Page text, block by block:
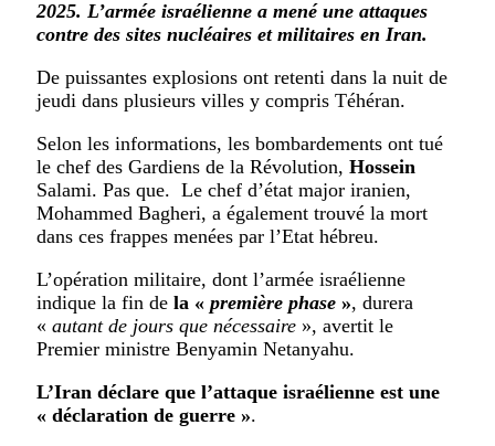
2025. L’armée israélienne a mené une attaques
contre des sites nucléaires et militaires en Iran.
De puissantes explosions ont retenti dans la nuit de
jeudi dans plusieurs villes y compris Téhéran.
Selon les informations, les bombardements ont tué
le chef des Gardiens de la Révolution, Hossein
Salami. Pas que. Le chef d’état major iranien,
Mohammed Bagheri, a également trouvé la mort
dans ces frappes menées par l’Etat hébreu.
L’opération militaire, dont l’armée israélienne
indique la fin de la « première phase », durera
« autant de jours que nécessaire », avertit le
Premier ministre Benyamin Netanyahu.
L’Iran déclare que l’attaque israélienne est une
« déclaration de guerre ».